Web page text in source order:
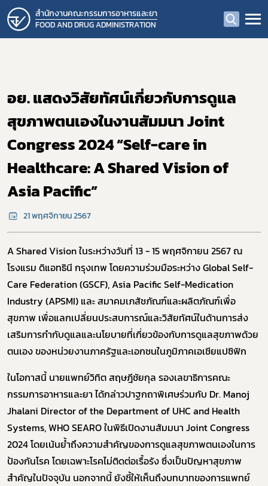
สำนักงานคณะกรรมการอาหารและยา
FOOD AND DRUG ADMINISTRATION
อย. แสดงวิสัยทัศน์เกี่ยวกับการดูแล
สุขภาพตนเองในงานสัมมนา Joint
Congress 2024 “Self-care in
Healthcare: A Shared Vision of
Asia Pacific”
21 พฤศจิกายน 2567
A Shared Vision ในระหว่างวันที่ 13 - 15 พฤศจิกายน 2567 ณ
โรงแรม ดิแอทธินี กรุงเทพ โดยความร่วมมือระหว่าง Global Self-
Care Federation (GSCF), Asia Pacific Self-Medication
Industry (APSMI) และ สมาคมเภสัชภัณฑ์และผลิตภัณฑ์เพื่อ
สุขภาพ เพื่อแลกเปลี่ยนประสบการณ์และวิสัยทัศน์ในด้านการส่ง
เสริมการกำกับดูแลและนโยบายที่เกี่ยวข้องกับการดูแลสุขภาพด้วย
ตนเอง ของหน่วยงานภาครัฐและเอกชนในภูมิภาคเอเชียแปซิฟิก
ในโอกาสนี้ นายแพทย์วิทิต สฤษฎีชัยกุล รองเลขาธิการคณะ
กรรมการอาหารและยา ได้กล่าวปาฐกถาพิเศษร่วมกับ Dr. Manoj
Jhalani Director of the Department of UHC and Health
Systems, WHO SEARO ในพิธีเปิดงานสัมมนา Joint Congress
2024 โดยเน้นย้ำถึงความสำคัญของการดูแลสุขภาพตนเองในการ
ป้องกันโรค โดยเฉพาะโรคไม่ติดต่อเรื้อรัง ซึ่งเป็นปัญหาสุขภาพ
สำคัญในปัจจุบัน นอกจากนี้ ยังชี้ให้เห็นถึงบทบาทของการแพทย์